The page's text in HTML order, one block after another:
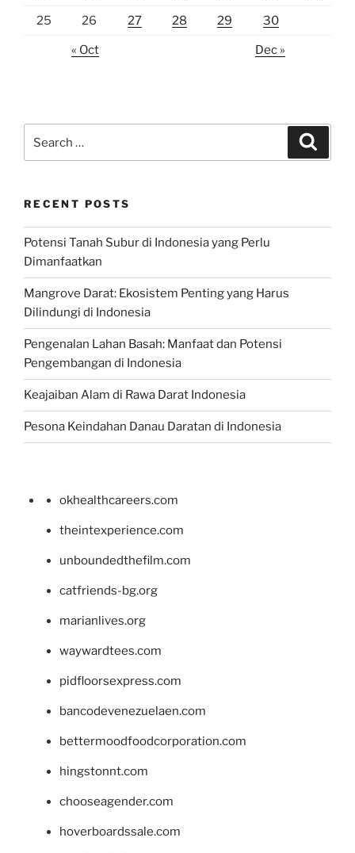
25 26 27 28 29 30
« Oct Dec »
for:
RECENT POSTS
Potensi Tanah Subur di Indonesia yang Perlu
Dimanfaatkan
Mangrove Darat: Ekosistem Penting yang Harus
Dilindungi di Indonesia
Pengenalan Lahan Basah: Manfaat dan Potensi
Pengembangan di Indonesia
Keajaiban Alam di Rawa Darat Indonesia
Pesona Keindahan Danau Daratan di Indonesia
okhealthcareers.com
theintexperience.com
unboundedthefilm.com
catfriends-bg.org
marianlives.org
waywardtees.com
pidfloorsexpress.com
bancodevenezuelaen.com
bettermoodfoodcorporation.com
hingstonnt.com
chooseagender.com
hoverboardssale.com